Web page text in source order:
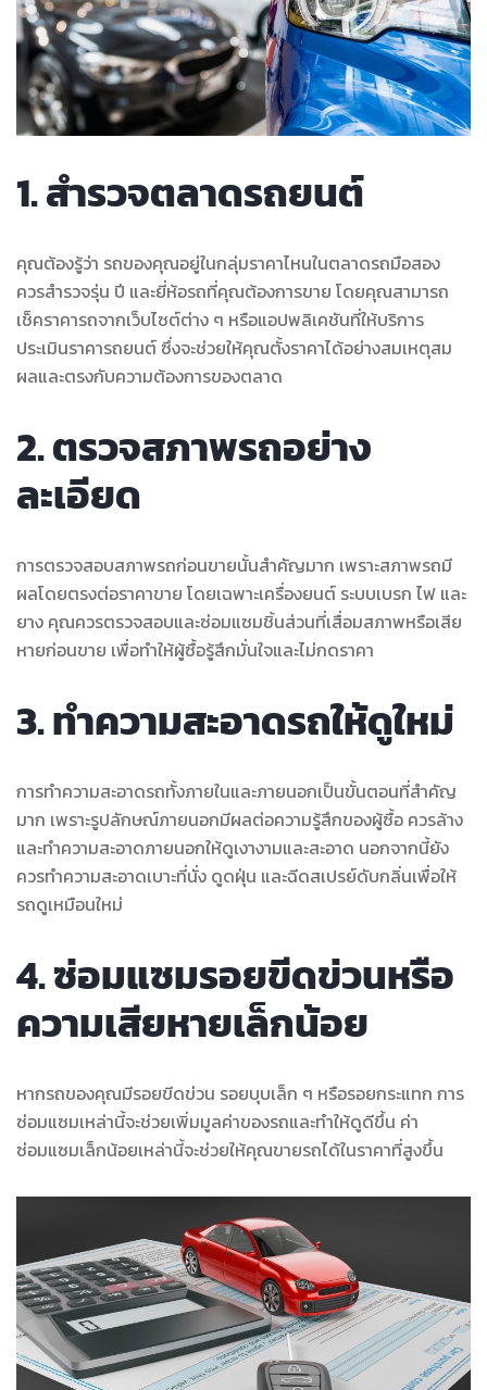
1. สำรวจตลาดรถยนต์
คุณต้องรู้ว่า รถของคุณอยู่ในกลุ่มราคาไหนในตลาดรถมือสอง
ควรสำรวจรุ่น ปี และยี่ห้อรถที่คุณต้องการขาย โดยคุณสามารถ
เช็คราคารถจากเว็บไซต์ต่าง ๆ หรือแอปพลิเคชันที่ให้บริการ
ประเมินราคารถยนต์ ซึ่งจะช่วยให้คุณตั้งราคาได้อย่างสมเหตุสม
ผลและตรงกับความต้องการของตลาด
2. ตรวจสภาพรถอย่าง
ละเอียด
การตรวจสอบสภาพรถก่อนขายนั้นสำคัญมาก เพราะสภาพรถมี
ผลโดยตรงต่อราคาขาย โดยเฉพาะเครื่องยนต์ ระบบเบรก ไฟ และ
ยาง คุณควรตรวจสอบและซ่อมแซมชิ้นส่วนที่เสื่อมสภาพหรือเสีย
หายก่อนขาย เพื่อทำให้ผู้ซื้อรู้สึกมั่นใจและไม่กดราคา
3. ทำความสะอาดรถให้ดูใหม่
การทำความสะอาดรถทั้งภายในและภายนอกเป็นขั้นตอนที่สำคัญ
มาก เพราะรูปลักษณ์ภายนอกมีผลต่อความรู้สึกของผู้ซื้อ ควรล้าง
และทำความสะอาดภายนอกให้ดูเงางามและสะอาด นอกจากนี้ยัง
ควรทำความสะอาดเบาะที่นั่ง ดูดฝุ่น และฉีดสเปรย์ดับกลิ่นเพื่อให้
รถดูเหมือนใหม่
4. ซ่อมแซมรอยขีดข่วนหรือ
ความเสียหายเล็กน้อย
หากรถของคุณมีรอยขีดข่วน รอยบุบเล็ก ๆ หรือรอยกระแทก การ
ซ่อมแซมเหล่านี้จะช่วยเพิ่มมูลค่าของรถและทำให้ดูดีขึ้น ค่า
ซ่อมแซมเล็กน้อยเหล่านี้จะช่วยให้คุณขายรถได้ในราคาที่สูงขึ้น